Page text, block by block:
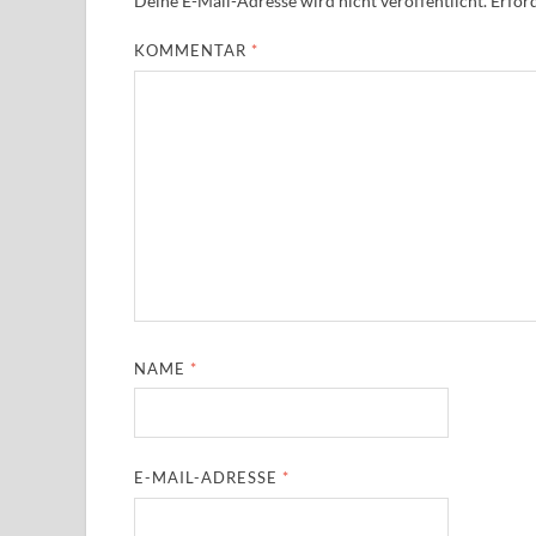
KOMMENTAR *
NAME *
E-MAIL-ADRESSE *